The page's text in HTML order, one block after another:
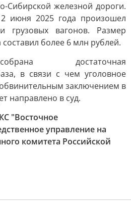
Сибирской железной дороги.
июня 2025 года произошел
грузовых вагонов. Размер
более 6 млн рублей.
достаточная
в связи с чем уголовное
заключением в
направлено в суд.
"Восточное
управление на
комитета Российской